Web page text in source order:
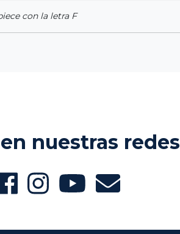
con la letra F
nuestras redes